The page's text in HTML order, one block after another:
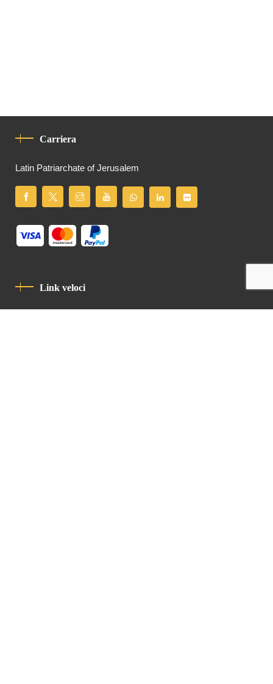
Carriera
Latin Patriarchate of Jerusalem
Link veloci